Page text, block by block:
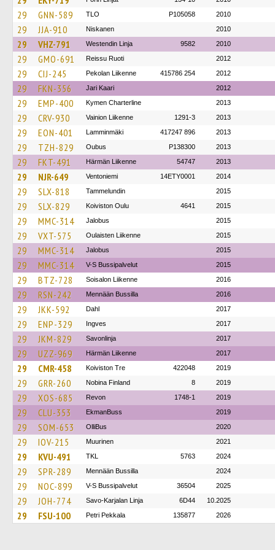
29 GNN-589 TLO P105058 2010
29 JJA-910 Niskanen 2010
29 VHZ-791 Westendin Linja 9582 2010
29 GMO-691 Reissu Ruoti 2012
29 CIJ-245 Pekolan Liikenne 415786 254 2012
29 FKN-356 Jari Kaari 2012
29 EMP-400 Kymen Charterline 2013
29 CRV-930 Vainion Liikenne 1291-3 2013
29 EON-401 Lamminmäki 417247 896 2013
29 TZH-829 Oubus P138300 2013
29 FKT-491 Härmän Liikenne 54747 2013
29 NJR-649 Ventoniemi 14ETY0001 2014
29 SLX-818 Tammelundin 2015
29 SLX-829 Koiviston Oulu 4641 2015
29 MMC-314 Jalobus 2015
29 VXT-575 Oulaisten Liikenne 2015
29 MMC-314 Jalobus 2015
29 MMC-314 V-S Bussipalvelut 2015
29 BTZ-728 Soisalon Liikenne 2016
29 RSN-242 Mennään Bussilla 2016
29 JKK-592 Dahl 2017
29 ENP-329 Ingves 2017
29 JKM-829 Savonlinja 2017
29 UZZ-969 Härmän Liikenne 2017
29 CMR-458 Koiviston Tre 422048 2019
29 GRR-260 Nobina Finland 8 2019
29 XOS-685 Revon 1748-1 2019
29 CLU-353 EkmanBuss 2019
29 SOM-653 OlliBus 2020
29 IOV-215 Muurinen 2021
29 KVU-491 TKL 5763 2024
29 SPR-289 Mennään Bussilla 2024
29 NOC-899 V-S Bussipalvelut 36504 2025
29 JOH-774 Savo-Karjalan Linja 6D44 10.2025
29 FSU-100 Petri Pekkala 135877 2026